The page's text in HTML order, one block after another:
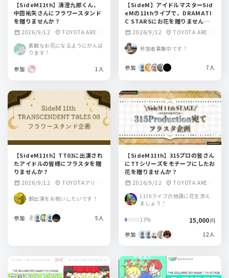
【SideM11th】清澄九郎くん、
中田祐矢さんにフラワースタンド
を贈りませんか？
calendar_month 2026/9/12 location_on TOYOTA ARENA
素敵なお花になるようにがんば
ります！
参加 1人
【SideM】アイドルマスターSid
eMの11thライブで、DRAMATI
C STARSにお花を贈りません
か？
calendar_month 2026/9/12 location_on TOYOTA ARENA
参加者募集中です！
参加 7人
【SideM11th】TT03に出演され
たアイドルの皆様にフラスタを贈
りませんか？
calendar_month 2026/9/12 location_on TOYOTAアリー
御出演をお祝いしたいです！
参加 5人
【SideM11th】315プロの皆さん
にTTシリーズをモチーフにしたお
花を贈りませんか？
calendar_month 2026/9/12 location_on TOYOTA ARENA
11thライブの物語に花を添え
ましょう！
13% 15,000円
参加
12人